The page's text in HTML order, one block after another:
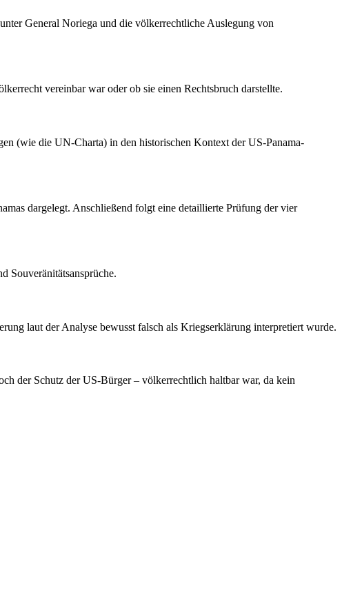
General Noriega und die völkerrechtliche Auslegung von
vereinbar war oder ob sie einen Rechtsbruch darstellte.
(wie die UN-Charta) in den historischen Kontext der US-Panama-
dargelegt. Anschließend folgt eine detaillierte Prüfung der vier
Souveränitätsansprüche.
laut der Analyse bewusst falsch als Kriegserklärung interpretiert wurde.
der Schutz der US-Bürger – völkerrechtlich haltbar war, da kein